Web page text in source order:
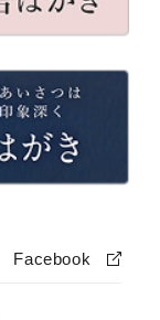
Facebook